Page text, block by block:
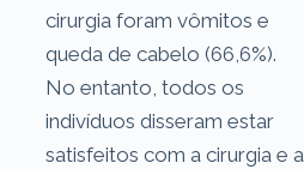
cirurgia foram vômitos e
queda de cabelo (66,6%).
No entanto, todos os
indivíduos disseram estar
satisfeitos com a cirurgia e a